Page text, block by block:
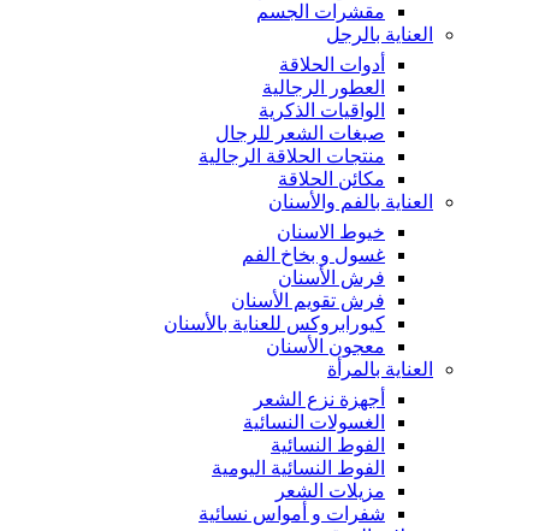
مقشرات الجسم
العناية بالرجل
أدوات الحلاقة
العطور الرجالية
الواقيات الذكرية
صبغات الشعر للرجال
منتجات الحلاقة الرجالية
مكائن الحلاقة
العناية بالفم والأسنان
خيوط الاسنان
غسول و بخاخ الفم
فرش الأسنان
فرش تقويم الأسنان
كيورابروكس للعناية بالأسنان
معجون الأسنان
العناية بالمرأة
أجهزة نزع الشعر
الغسولات النسائية
الفوط النسائية
الفوط النسائية اليومية
مزيلات الشعر
شفرات و أمواس نسائية